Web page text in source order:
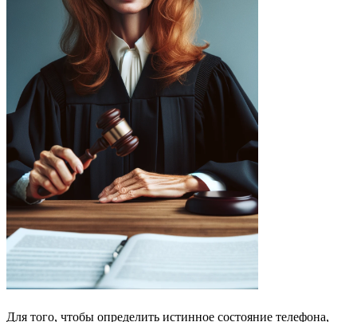
Для того, чтобы определить истинное состояние телефона,